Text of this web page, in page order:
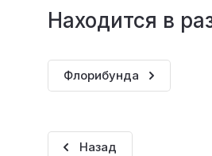
Находится в
Флорибунда
Назад